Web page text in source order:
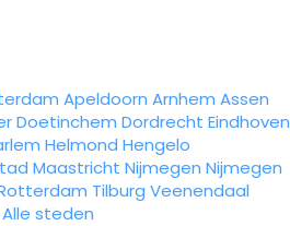
Apeldoorn Arnhem Assen
Doetinchem Dordrecht Eindhoven
Helmond Hengelo
Maastricht Nijmegen Nijmegen
Tilburg Veenendaal
Alle steden